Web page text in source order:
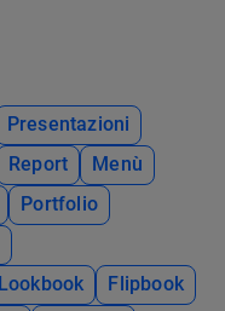
Presentazioni
Report
Menù
Portfolio
Lookbook
Flipbook